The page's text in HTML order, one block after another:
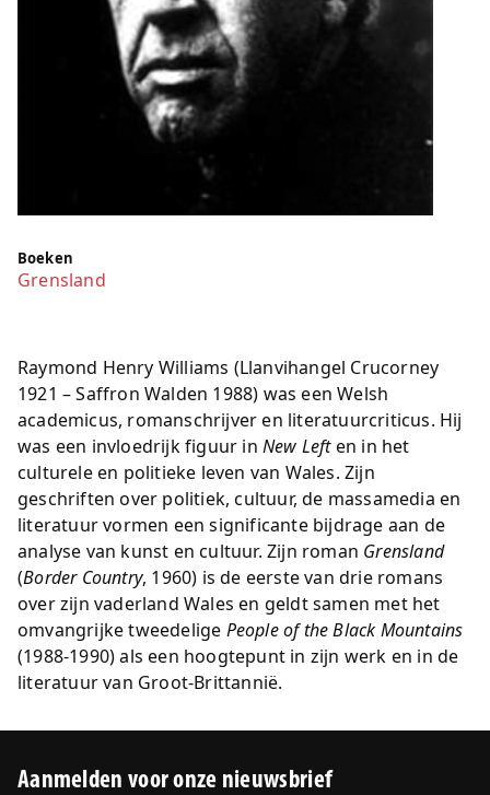
Boeken
Grensland
Raymond Henry Williams (Llanvihangel Crucorney
1921 – Saffron Walden 1988) was een Welsh
academicus, romanschrijver en literatuurcriticus. Hij
was een invloedrijk figuur in New Leften in het
culturele en politieke leven van Wales. Zijn
geschriften over politiek, cultuur, de massamedia en
literatuur vormen een significante bijdrage aan de
analyse van kunst en cultuur. Zijn roman Grensland
(Border Country, 1960) is de eerste van drie romans
over zijn vaderland Wales en geldt samen met het
omvangrijke tweedelige People of the Black Mountains
(1988-1990) als een hoogtepunt in zijn werk en in de
literatuur van Groot-Brittannië.
Aanmelden voor onze nieuwsbrief